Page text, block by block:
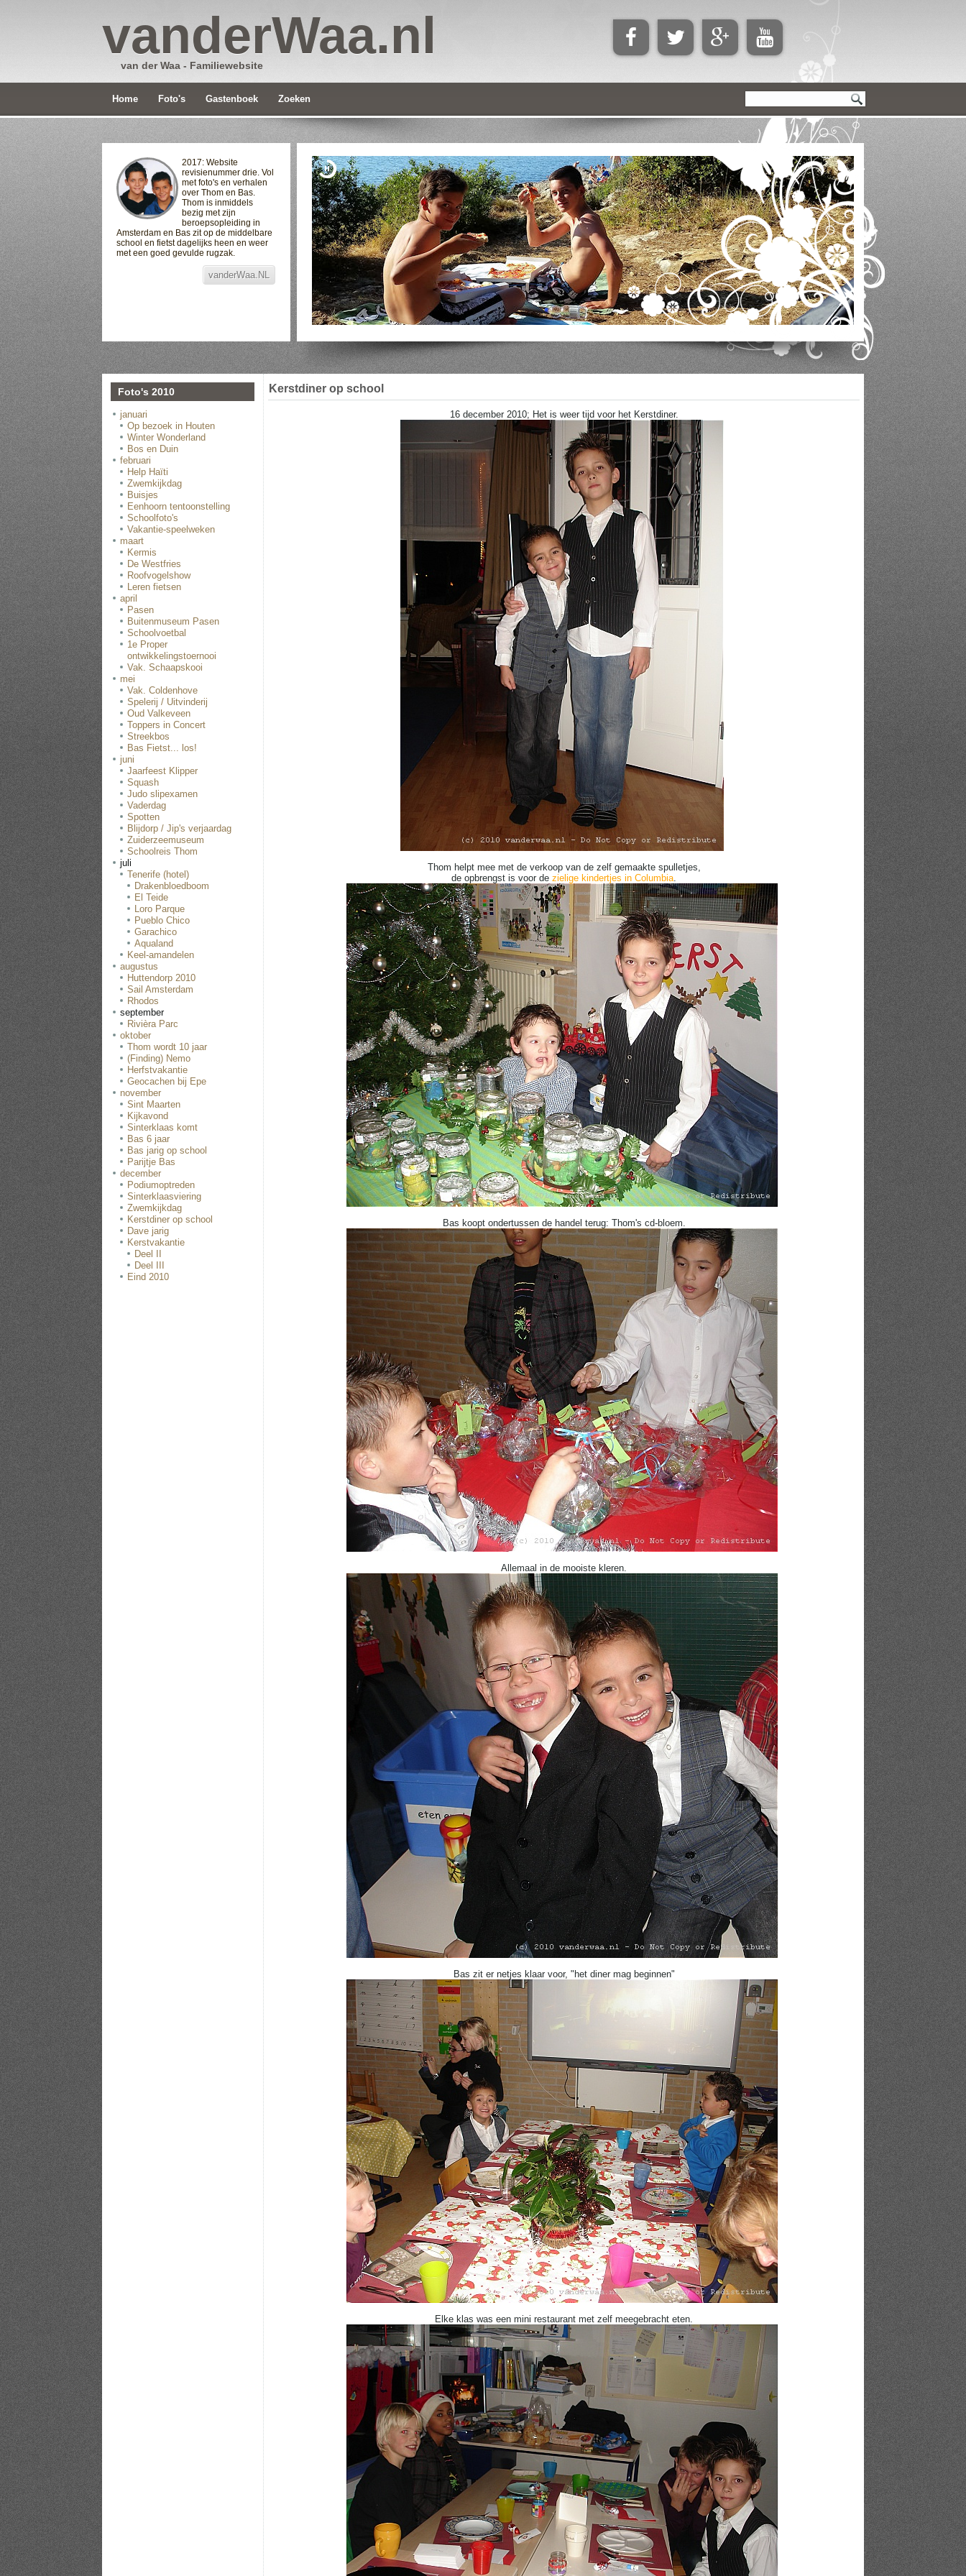
2017: Website
revisienummer drie. Vol
met foto's en verhalen
over Thom en Bas.
Thom is inmiddels
bezig met zijn
beroepsopleiding in
Amsterdam en Bas zit op de middelbare
school en fietst dagelijks heen en weer
met een goed gevulde rugzak.
vanderWaa.NL
vanderWaa.nl
van der Waa - Familiewebsite
Home Foto's Gastenboek Zoeken
Foto's 2010
januari
Op bezoek in Houten
Winter Wonderland
Bos en Duin
februari
Help Haïti
Zwemkijkdag
Buisjes
Eenhoorn tentoonstelling
Schoolfoto's
Vakantie-speelweken
maart
Kermis
De Westfries
Roofvogelshow
Leren fietsen
april
Pasen
Buitenmuseum Pasen
Schoolvoetbal
1e Proper
ontwikkelingstoernooi
Vak. Schaapskooi
mei
Vak. Coldenhove
Spelerij / Uitvinderij
Oud Valkeveen
Toppers in Concert
Streekbos
Bas Fietst... los!
juni
Jaarfeest Klipper
Squash
Judo slipexamen
Vaderdag
Spotten
Blijdorp / Jip's verjaardag
Zuiderzeemuseum
Schoolreis Thom
juli
Tenerife (hotel)
Drakenbloedboom
El Teide
Loro Parque
Pueblo Chico
Garachico
Aqualand
Keel-amandelen
augustus
Huttendorp 2010
Sail Amsterdam
Rhodos
september
Rivièra Parc
oktober
Thom wordt 10 jaar
(Finding) Nemo
Herfstvakantie
Geocachen bij Epe
november
Sint Maarten
Kijkavond
Sinterklaas komt
Bas 6 jaar
Bas jarig op school
Parijtje Bas
december
Podiumoptreden
Sinterklaasviering
Zwemkijkdag
Kerstdiner op school
Dave jarig
Kerstvakantie
Deel II
Deel III
Eind 2010
Kerstdiner op school
16 december 2010; Het is weer tijd voor het Kerstdiner.
Thom helpt mee met de verkoop van de zelf gemaakte spulletjes,
de opbrengst is voor de zielige kindertjes in Columbia.
Bas koopt ondertussen de handel terug: Thom's cd-bloem.
Allemaal in de mooiste kleren.
Bas zit er netjes klaar voor, "het diner mag beginnen"
Elke klas was een mini restaurant met zelf meegebracht eten.